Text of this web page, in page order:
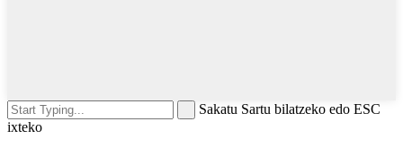
Sakatu Sartu bilatzeko edo ESC
ixteko